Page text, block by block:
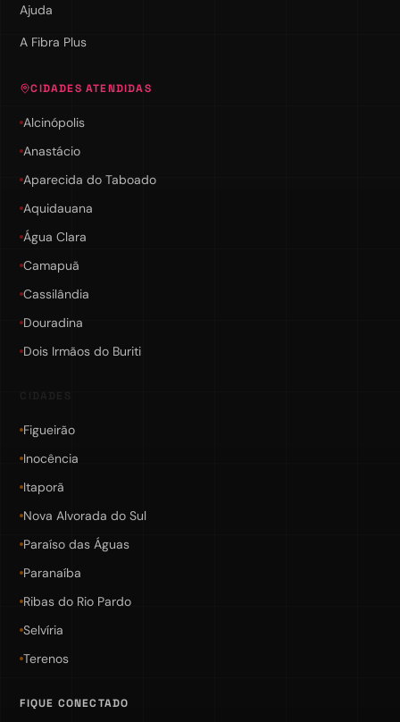
Ajuda
A Fibra Plus
CIDADES ATENDIDAS
Alcinópolis
Anastácio
Aparecida do Taboado
Aquidauana
Água Clara
Camapuã
Cassilândia
Douradina
Dois Irmãos do Buriti
Figueirão
Inocência
Itaporã
Nova Alvorada do Sul
Paraíso das Águas
Paranaíba
Ribas do Rio Pardo
Selvíria
Terenos
FIQUE CONECTADO